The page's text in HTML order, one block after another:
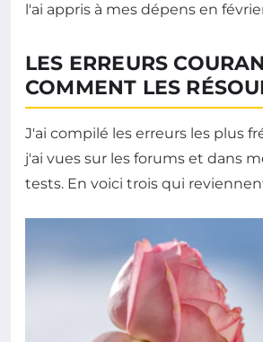
l'ai appris à mes dépens en
LES ERREURS
COMMENT LES
J'ai compilé les erreurs les plus
j'ai vues sur les forums et dans
tests. En voici trois qui